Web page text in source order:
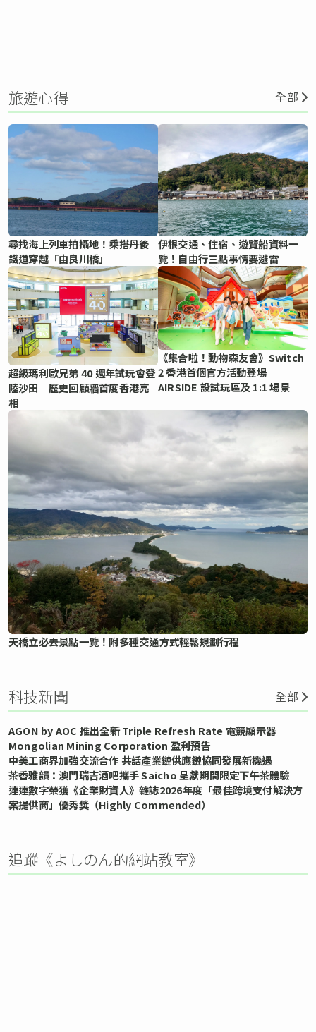
旅遊心得 全部
尋找海上列車拍攝地！乘搭丹後
鐵道穿越「由良川橋」
伊根交通、住宿、遊覽船資料一
覽！自由行三點事情要避雷
超級瑪利歐兄弟 40 週年試玩會登
陸沙田 歷史回顧牆首度香港亮
相
《集合啦！動物森友會》Switch
2 香港首個官方活動登場
AIRSIDE 設試玩區及 1:1 場景
天橋立必去景點一覽！附多種交通方式輕鬆規劃行程
科技新聞 全部
AGON by AOC 推出全新 Triple Refresh Rate 電競顯示器
Mongolian Mining Corporation 盈利預告
中美工商界加強交流合作 共話產業鏈供應鏈協同發展新機遇
茶香雅韻：澳門瑞吉酒吧攜手 Saicho 呈獻期間限定下午茶體驗
連連數字榮獲《企業財資人》雜誌2026年度「最佳跨境支付解決方
案提供商」優秀獎（Highly Commended）
追蹤《よしのん的網站教室》